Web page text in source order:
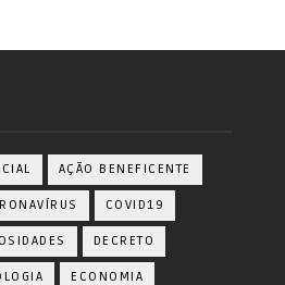
AÇÃO BENEFICENTE
COVID19
DECRETO
ECONOMIA